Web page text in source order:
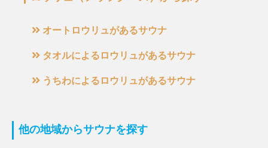
オートロウリュがあるサウナ
タオルによるロウリュがあるサウナ
うちわによるロウリュがあるサウナ
他の地域からサウナを探す